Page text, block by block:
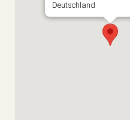
Deutschland